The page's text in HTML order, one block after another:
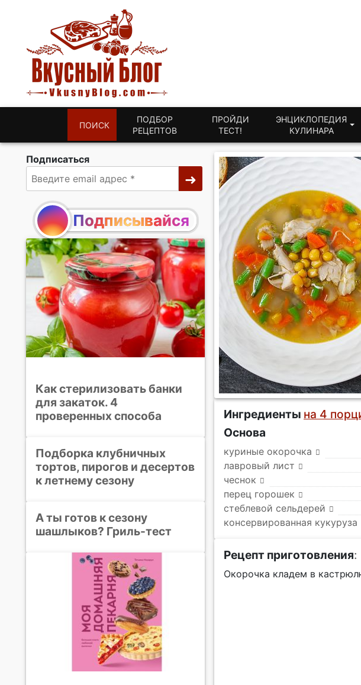
ПОИСК
ПОДБОР
РЕЦЕПТОВ
ПРОЙДИ
ТЕСТ!
ЭНЦИКЛОПЕДИЯ
КУЛИНАРА
Ингредиенты на 4
Основа
куриные окорочка
лавровый лист
чеснок
перец горошек
стеблевой сельдерей
консервированная кукуруза
Рецепт приготовления:
Окорочка кладем в
Подписаться
Подписывайся
Как стерилизовать банки
для закаток. 4
проверенных способа
Подборка клубничных
тортов, пирогов и десертов
к летнему сезону
А ты готов к сезону
шашлыков? Гриль-тест